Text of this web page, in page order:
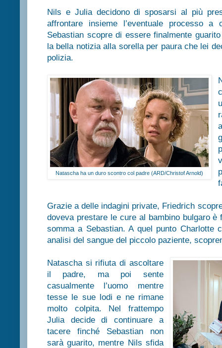
Nils e Julia decidono di sposarsi al più
affrontare insieme l’eventuale processo a
Sebastian scopre di essere finalmente
la bella notizia alla sorella per paura che lei
polizia.
Natascha ha un duro scontro col padre (ARD/Christof Arnold)
Grazie a delle indagini private, Friedrich
doveva prestare le cure al bambino bulgaro
somma a Sebastian. A quel punto Charlotte
analisi del sangue del piccolo paziente,
Natascha si rifiuta di ascoltare
il padre, ma poi sente
casualmente l’uomo mentre
tesse le sue lodi e ne rimane
molto colpita. Nel frattempo
Julia decide di continuare a
tacere finché Sebastian non
sarà guarito, mentre Nils sfida